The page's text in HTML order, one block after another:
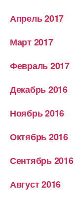
Апрель 2017
Март 2017
Февраль 2017
Декабрь 2016
Ноябрь 2016
Октябрь 2016
Сентябрь 2016
Август 2016